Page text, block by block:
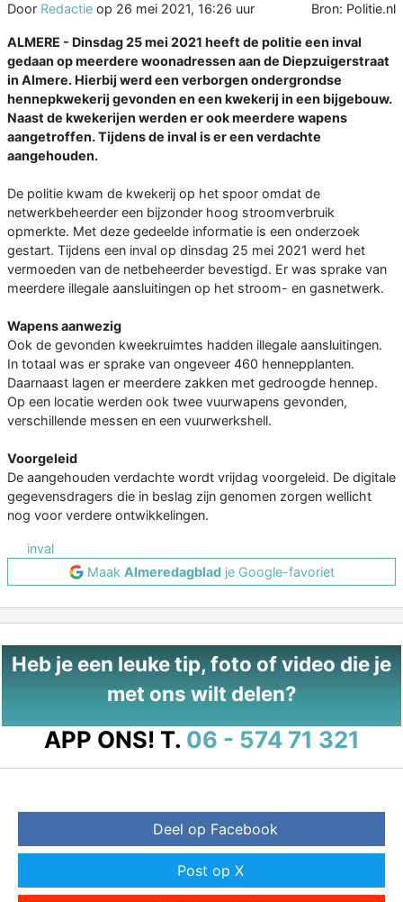
Door Redactie op 26 mei 2021, 16:26 uur Bron: Politie.nl
ALMERE - Dinsdag 25 mei 2021 heeft de politie een inval
gedaan op meerdere woonadressen aan de Diepzuigerstraat
in Almere. Hierbij werd een verborgen ondergrondse
hennepkwekerij gevonden en een kwekerij in een bijgebouw.
Naast de kwekerijen werden er ook meerdere wapens
aangetroffen. Tijdens de inval is er een verdachte
aangehouden.
De politie kwam de kwekerij op het spoor omdat de
netwerkbeheerder een bijzonder hoog stroomverbruik
opmerkte. Met deze gedeelde informatie is een onderzoek
gestart. Tijdens een inval op dinsdag 25 mei 2021 werd het
vermoeden van de netbeheerder bevestigd. Er was sprake van
meerdere illegale aansluitingen op het stroom- en gasnetwerk.
Wapens aanwezig
Ook de gevonden kweekruimtes hadden illegale aansluitingen.
In totaal was er sprake van ongeveer 460 hennepplanten.
Daarnaast lagen er meerdere zakken met gedroogde hennep.
Op een locatie werden ook twee vuurwapens gevonden,
verschillende messen en een vuurwerkshell.
Voorgeleid
De aangehouden verdachte wordt vrijdag voorgeleid. De digitale
gegevensdragers die in beslag zijn genomen zorgen wellicht
nog voor verdere ontwikkelingen.
inval
Maak Almeredagbladje Google-favoriet
Heb je een leuke tip, foto of video die je
met ons wilt delen?
APP ONS! T. 06 - 574 71 321
Deel op Facebook
Post op X